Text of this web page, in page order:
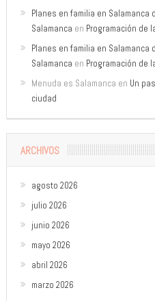
Planes en familia en Salamanca
Salamanca en Programación de
Planes en familia en Salamanca
Salamanca en Programación de
Menuda es Salamanca en Un
ciudad
ARCHIVOS
agosto 2026
julio 2026
junio 2026
mayo 2026
abril 2026
marzo 2026